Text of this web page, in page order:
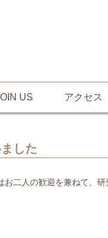
US アクセス
した
二人の歓迎を兼ねて、